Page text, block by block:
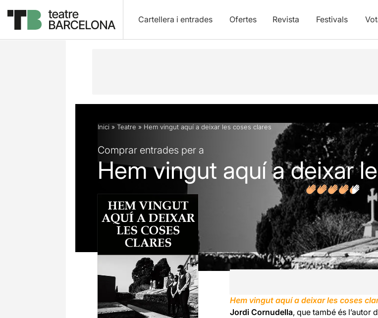
Cartellera i entrades Ofertes Revista Festivals
Descripció Fitxa artística Fotos i vídeos Opinions
Inici » Teatre » Hem vingut aquí a deixar les coses clares
Comprar entrades per a
Hem vingut aquí a deixar
Hem vingut aquí a deixar les coses
Jordi Cornudella, que també és l’autor